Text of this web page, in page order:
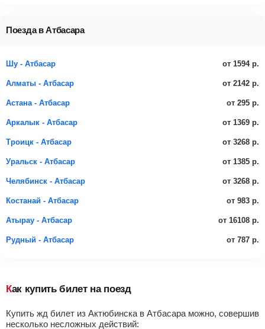
Поезда в Атбасара
Шу - Атбасар от 1594 р.
Алматы - Атбасар от 2142 р.
Астана - Атбасар от 295 р.
Аркалык - Атбасар от 1369 р.
Троицк - Атбасар от 3268 р.
Уральск - Атбасар от 1385 р.
Челябинск - Атбасар от 3268 р.
Костанай - Атбасар от 983 р.
Атырау - Атбасар от 16108 р.
Рудный - Атбасар от 787 р.
Как купить билет на поезд
Купить жд билет из Актюбинска в Атбасара можно, совершив
несколько несложных действий: